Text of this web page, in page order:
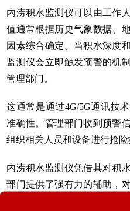
内涝积水监测仪可以由工作
值通常根据历史气象数据、
因素综合确定。当积水深度
监测仪会立即触发预警的机
管理部门。
这通常是通过4G/5G通讯技
准确性。管理部门收到预警
组织相关人员和设备进行抢险
内涝积水监测仪凭借其对积
部门提供了强有力的辅助，